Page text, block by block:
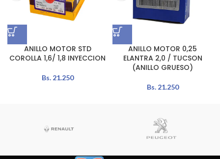
ANILLO MOTOR STD
COROLLA 1,6/ 1,8 INYECCION
Bs.21.250
ANILLO MOTOR 0,25
ELANTRA 2,0 / TUCSON
(ANILLO GRUESO)
Bs.21.250